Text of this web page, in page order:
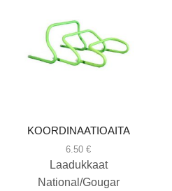
KOORDINAATIOAITA
6.50 €
Laadukkaat
National/Gougar